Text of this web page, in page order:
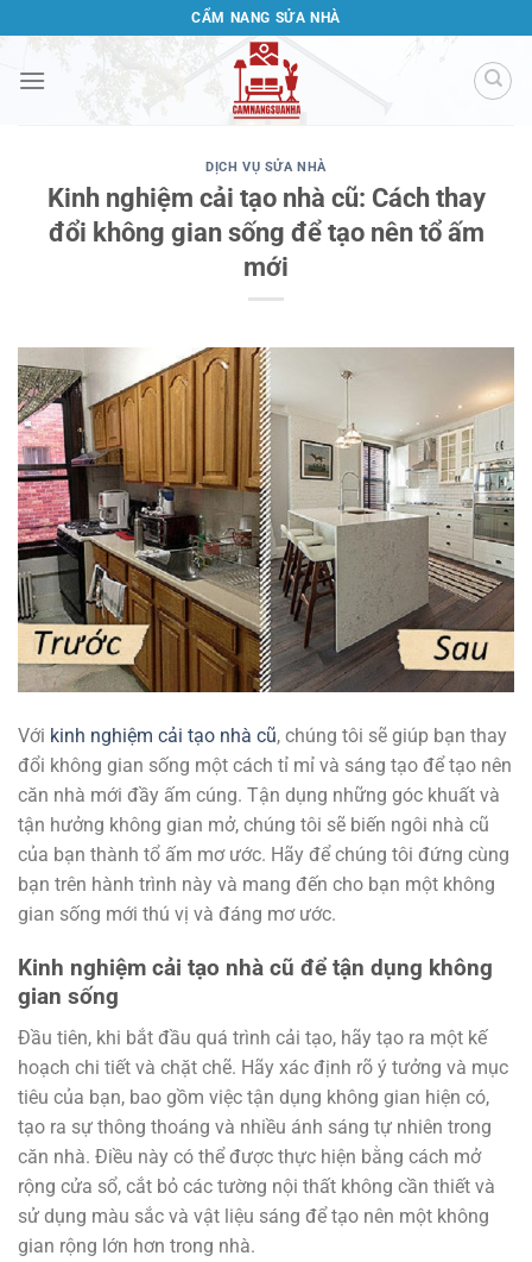
qua
nội
CẨM NANG SỬA NHÀ
DỊCH VỤ SỬA NHÀ
Kinh nghiệm cải tạo nhà cũ: Cách thay
đổi không gian sống để tạo nên tổ ấm
mới
Với kinh nghiệm cải tạo nhà cũ, chúng tôi sẽ giúp bạn thay
đổi không gian sống một cách tỉ mỉ và sáng tạo để tạo nên
căn nhà mới đầy ấm cúng. Tận dụng những góc khuất và
tận hưởng không gian mở, chúng tôi sẽ biến ngôi nhà cũ
của bạn thành tổ ấm mơ ước. Hãy để chúng tôi đứng cùng
bạn trên hành trình này và mang đến cho bạn một không
gian sống mới thú vị và đáng mơ ước.
Kinh nghiệm cải tạo nhà cũ để tận dụng không
gian sống
Đầu tiên, khi bắt đầu quá trình cải tạo, hãy tạo ra một kế
hoạch chi tiết và chặt chẽ. Hãy xác định rõ ý tưởng và mục
tiêu của bạn, bao gồm việc tận dụng không gian hiện có,
tạo ra sự thông thoáng và nhiều ánh sáng tự nhiên trong
căn nhà. Điều này có thể được thực hiện bằng cách mở
rộng cửa sổ, cắt bỏ các tường nội thất không cần thiết và
sử dụng màu sắc và vật liệu sáng để tạo nên một không
gian rộng lớn hơn trong nhà.